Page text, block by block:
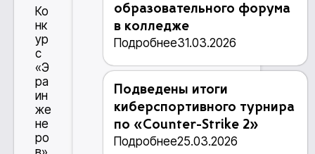
Ко
нк
ур
с
«Э
ра
ин
же
не
ро
образовательного форума
в колледже
Подробнее31.03.2026
Подведены итоги
киберспортивного турнира
по «Counter-Strike 2»
Подробнее25.03.2026